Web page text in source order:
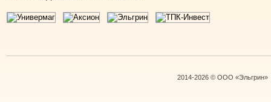
2014-2026 © ООО «Эльгрин»